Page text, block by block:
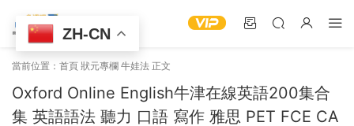
當前位置： 首頁 狀元專欄 牛娃法 正文
Oxford Online English牛津在線英語200集合
集 英語語法 聽力 口語 寫作 雅思 PET FCE CA
ZH-CN